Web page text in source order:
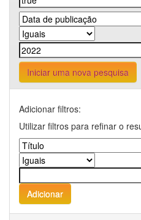
Iniciar uma nova pesquisa
Adicionar filtros:
Utilizar filtros para refinar o